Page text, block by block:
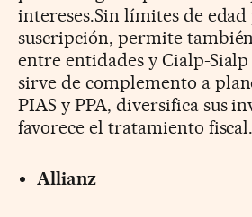
intereses.Sin límites de
suscripción, permite
entre entidades y Cialp-
sirve de complemento a
PIAS y PPA, diversifica sus
favorece el tratamiento fiscal.
Allianz